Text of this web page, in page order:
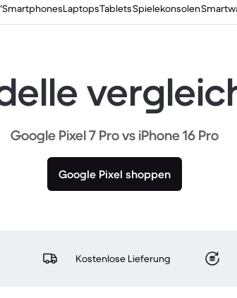
SmartphonesLaptopsTabletsSpielekonsolen
Google Pixel 7 Pro vs iPhone 16 Pro
Google Pixel shoppen
Kostenlose Lieferung